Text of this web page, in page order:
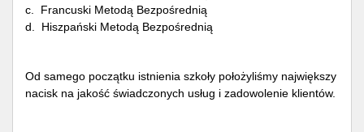
c. Francuski Metodą Bezpośrednią
d. Hiszpański Metodą Bezpośrednią
Od samego początku istnienia szkoły położyliśmy największy
nacisk na jakość świadczonych usług i zadowolenie klientów.